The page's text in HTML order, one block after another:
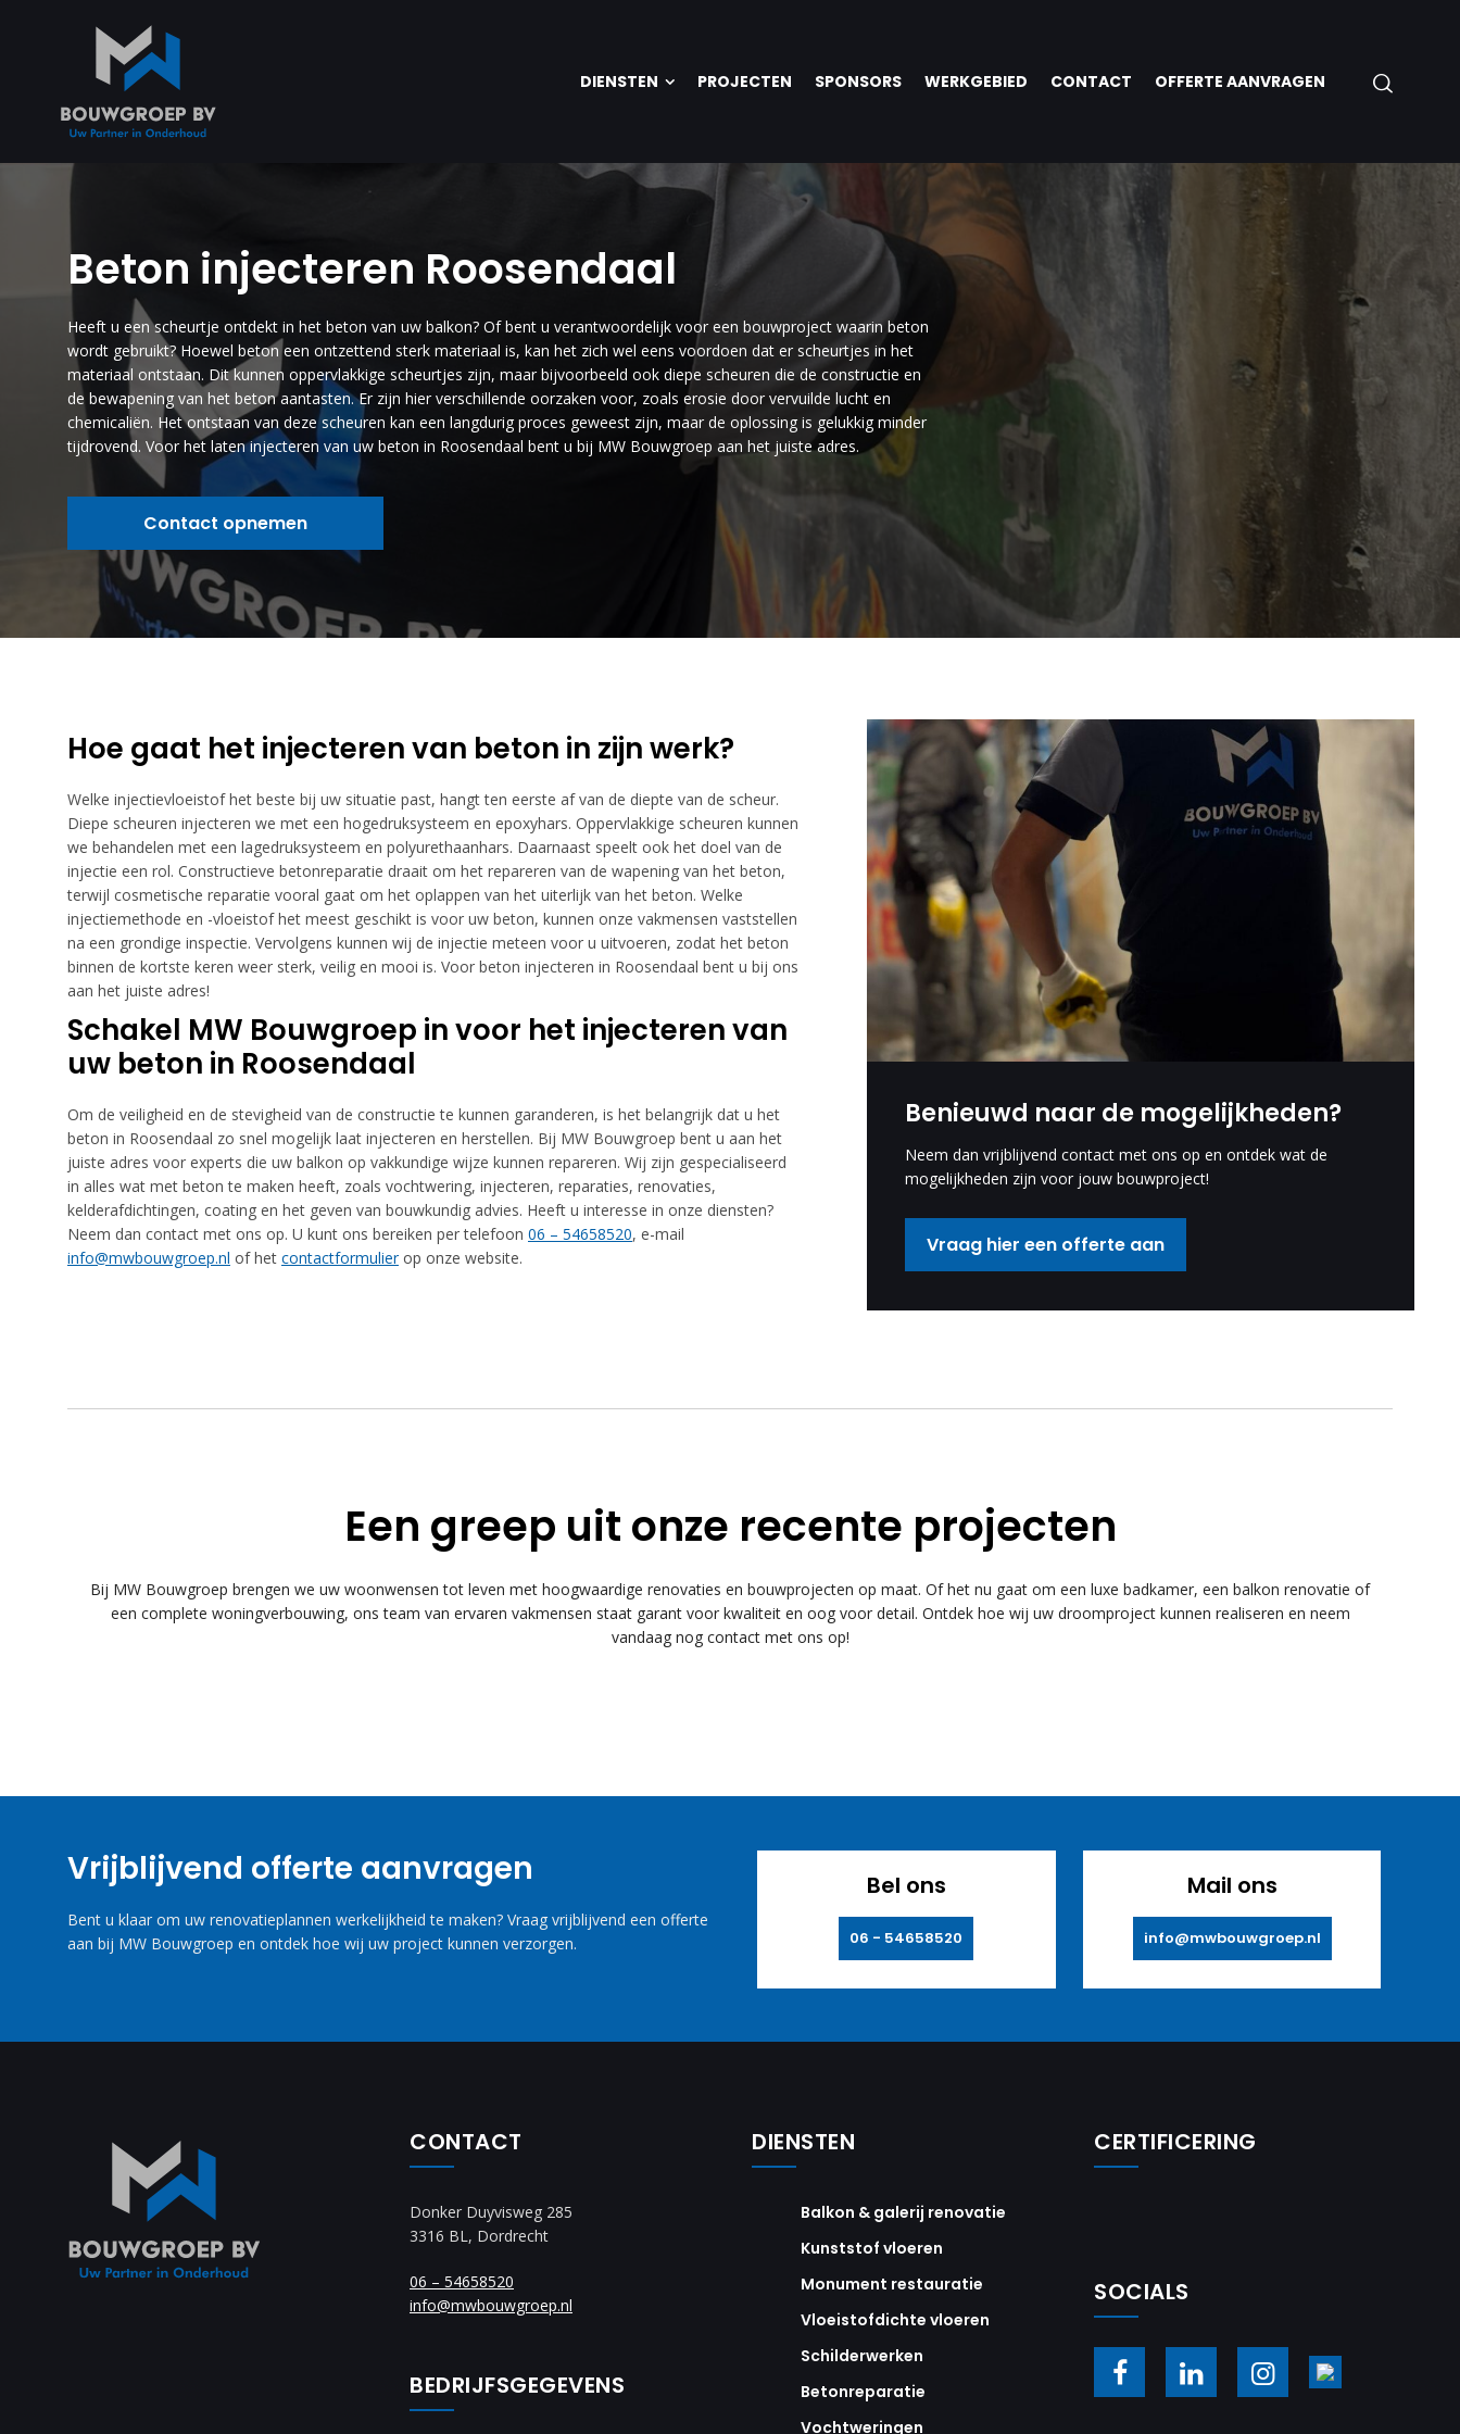
DIENSTEN PROJECTEN SPONSORS WERKGEBIED CONTACT OFFERTE AANVRAGEN
Beton injecteren Roosendaal
Heeft u een scheurtje ontdekt in het beton van uw balkon? Of bent u verantwoordelijk voor een bouwproject waarin beton
wordt gebruikt? Hoewel beton een ontzettend sterk materiaal is, kan het zich wel eens voordoen dat er scheurtjes in het
materiaal ontstaan. Dit kunnen oppervlakkige scheurtjes zijn, maar bijvoorbeeld ook diepe scheuren die de constructie en
de bewapening van het beton aantasten. Er zijn hier verschillende oorzaken voor, zoals erosie door vervuilde lucht en
chemicaliën. Het ontstaan van deze scheuren kan een langdurig proces geweest zijn, maar de oplossing is gelukkig minder
tijdrovend. Voor het laten injecteren van uw beton in Roosendaal bent u bij MW Bouwgroep aan het juiste adres.
Contact opnemen
Hoe gaat het injecteren van beton in zijn werk?
Welke injectievloeistof het beste bij uw situatie past, hangt ten eerste af van de diepte van de scheur.
Diepe scheuren injecteren we met een hogedruksysteem en epoxyhars. Oppervlakkige scheuren kunnen
we behandelen met een lagedruksysteem en polyurethaanhars. Daarnaast speelt ook het doel van de
injectie een rol. Constructieve betonreparatie draait om het repareren van de wapening van het beton,
terwijl cosmetische reparatie vooral gaat om het oplappen van het uiterlijk van het beton. Welke
injectiemethode en -vloeistof het meest geschikt is voor uw beton, kunnen onze vakmensen vaststellen
na een grondige inspectie. Vervolgens kunnen wij de injectie meteen voor u uitvoeren, zodat het beton
binnen de kortste keren weer sterk, veilig en mooi is. Voor beton injecteren in Roosendaal bent u bij ons
aan het juiste adres!
Schakel MW Bouwgroep in voor het injecteren van
uw beton in Roosendaal
Om de veiligheid en de stevigheid van de constructie te kunnen garanderen, is het belangrijk dat u het
beton in Roosendaal zo snel mogelijk laat injecteren en herstellen. Bij MW Bouwgroep bent u aan het
juiste adres voor experts die uw balkon op vakkundige wijze kunnen repareren. Wij zijn gespecialiseerd
in alles wat met beton te maken heeft, zoals vochtwering, injecteren, reparaties, renovaties,
kelderafdichtingen, coating en het geven van bouwkundig advies. Heeft u interesse in onze diensten?
Neem dan contact met ons op. U kunt ons bereiken per telefoon 06 – 54658520, e-mail
info@mwbouwgroep.nl of het contactformulierop onze website.
Benieuwd naar de mogelijkheden?
Neem dan vrijblijvend contact met ons op en ontdek wat de
mogelijkheden zijn voor jouw bouwproject!
Vraag hier een offerte aan
Een greep uit onze recente projecten
Bij MW Bouwgroep brengen we uw woonwensen tot leven met hoogwaardige renovaties en bouwprojecten op maat. Of het nu gaat om een luxe badkamer, een balkon renovatie of
een complete woningverbouwing, ons team van ervaren vakmensen staat garant voor kwaliteit en oog voor detail. Ontdek hoe wij uw droomproject kunnen realiseren en neem
vandaag nog contact met ons op!
Vrijblijvend offerte aanvragen
Bent u klaar om uw renovatieplannen werkelijkheid te maken? Vraag vrijblijvend een offerte
aan bij MW Bouwgroep en ontdek hoe wij uw project kunnen verzorgen.
Bel ons
06 - 54658520
Mail ons
info@mwbouwgroep.nl
CONTACT
Donker Duyvisweg 285
3316 BL, Dordrecht
06 – 54658520
info@mwbouwgroep.nl
BEDRIJFSGEGEVENS
DIENSTEN
Balkon & galerij renovatie
Kunststof vloeren
Monument restauratie
Vloeistofdichte vloeren
Schilderwerken
Betonreparatie
Vochtweringen
CERTIFICERING
SOCIALS